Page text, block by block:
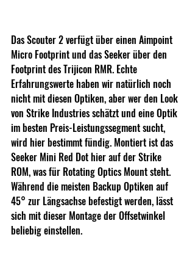
Das Scouter 2 verfügt über einen Aimpoint
Micro Footprint und das Seeker über den
Footprint des Trijicon RMR. Echte
Erfahrungswerte haben wir natürlich noch
nicht mit diesen Optiken, aber wer den Look
von Strike Industries schätzt und eine Optik
im besten Preis-Leistungssegment sucht,
wird hier bestimmt fündig. Montiert ist das
Seeker Mini Red Dot hier auf der Strike
ROM, was für Rotating Optics Mount steht.
Während die meisten Backup Optiken auf
45° zur Längsachse befestigt werden, lässt
sich mit dieser Montage der Offsetwinkel
beliebig einstellen.